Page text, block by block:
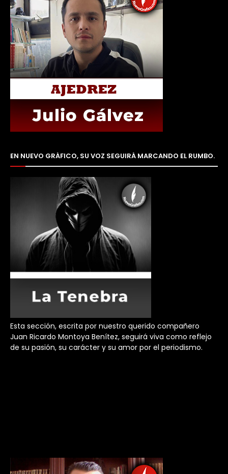
EN NUEVO GRÁFICO, SU VOZ SEGUIRÁ MARCANDO EL RUMBO.
Esta sección, escrita por nuestro querido compañero
Juan Ricardo Montoya Benítez, seguirá viva como reflejo
de su pasión, su carácter y su amor por el periodismo.